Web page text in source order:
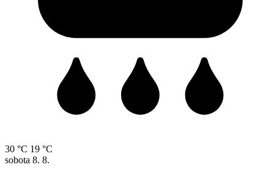
30 °C 19 °C
sobota 8. 8.